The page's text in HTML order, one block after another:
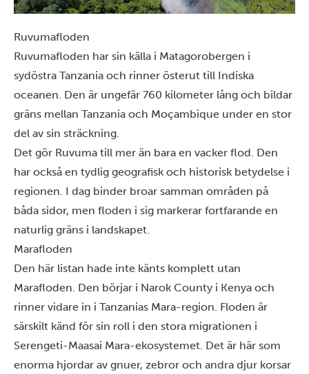
Ruvumafloden
Ruvumafloden har sin källa i Matagorobergen i
sydöstra Tanzania och rinner österut till Indiska
oceanen. Den är ungefär 760 kilometer lång och bildar
gräns mellan Tanzania och Moçambique under en stor
del av sin sträckning.
Det gör Ruvuma till mer än bara en vacker flod. Den
har också en tydlig geografisk och historisk betydelse i
regionen. I dag binder broar samman områden på
båda sidor, men floden i sig markerar fortfarande en
naturlig gräns i landskapet.
Marafloden
Den här listan hade inte känts komplett utan
Marafloden. Den börjar i Narok County i Kenya och
rinner vidare in i Tanzanias Mara-region. Floden är
särskilt känd för sin roll i den stora migrationen i
Serengeti-Maasai Mara-ekosystemet. Det är här som
enorma hjordar av gnuer, zebror och andra djur korsar